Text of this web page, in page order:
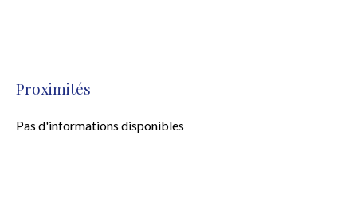
Proximités
Pas d'informations disponibles